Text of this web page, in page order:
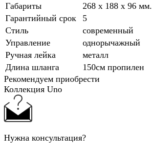
Габариты
268 x 188 x 96 мм.
Гарантийный срок
5
Стиль
современный
Управление
однорычажный
Ручная лейка
металл
Длина шланга
150см пропилен
Рекомендуем приобрести
Коллекция Uno
Нужна консультация?